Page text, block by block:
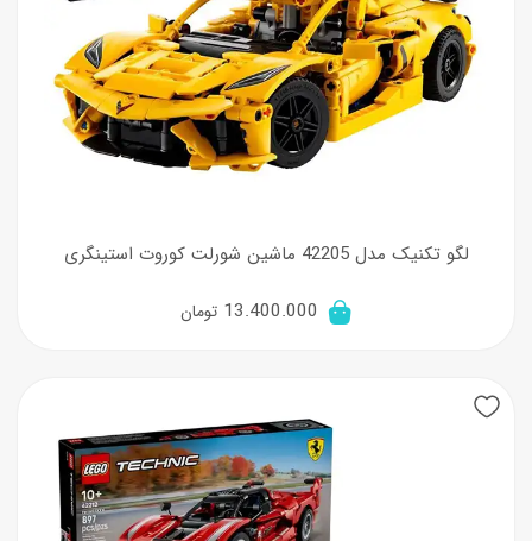
لگو تکنیک مدل 42205 ماشین شورلت کوروت استینگری
13.400.000 تومان